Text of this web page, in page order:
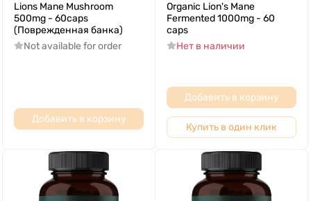
Lions Mane Mushroom
500mg - 60caps
(Поврежденная банка)
Not available for order
Добавить в корзину
Organic Lion's Mane
Fermented 1000mg - 60
caps
Нет в наличии
Добавить в корзину
Купить в один клик